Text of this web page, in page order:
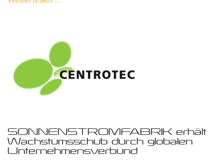
SONNENSTROMFABRIK erhält
Wachstumsschub durch globalen
Unternehmensverbund